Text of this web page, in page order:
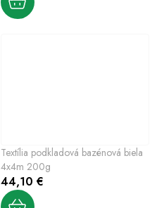
Textília podkladová bazénová biela
4x4m 200g
44,10 €